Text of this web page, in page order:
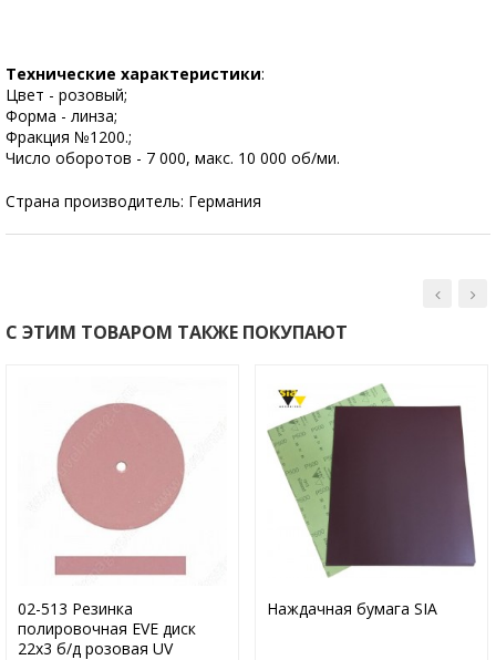
Технические характеристики:
Цвет - розовый;
Форма - линза;
Фракция №1200.;
Число оборотов - 7 000, макс. 10 000 об/ми.
Страна производитель: Германия
С ЭТИМ ТОВАРОМ ТАКЖЕ ПОКУПАЮТ
02-513 Резинка
полировочная EVE диск
22х3 б/д розовая UV
Наждачная бумага SIA